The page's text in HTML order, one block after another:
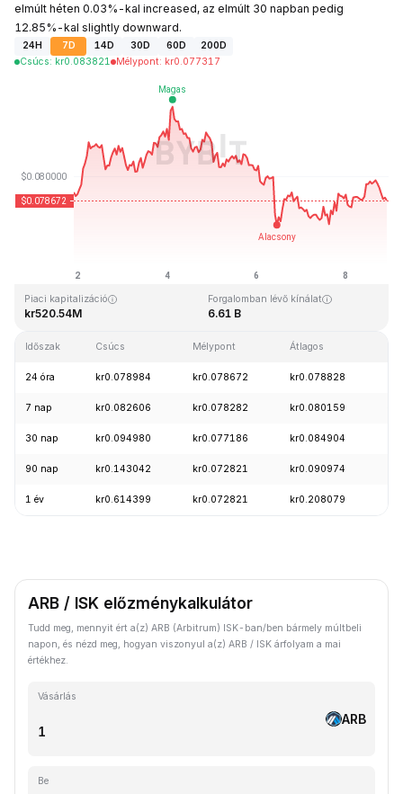
elmúlt héten 0.03%-kal increased, az elmúlt 30 napban pedig
12.85%-kal slightly downward.
24H 7D 14D 30D 60D
200D
Csúcs: kr0.083821 Mélypont: kr0.077317
kr0.070480
Piaci kapitalizáció
kr520.54M
Forgalomban lévő kínálat
6.61 B
Időszak Csúcs Mélypont Átlagos
24 óra kr0.078984 kr0.078672 kr0.078828
7 nap kr0.082606 kr0.078282 kr0.080159
30 nap kr0.094980 kr0.077186 kr0.084904
90 nap kr0.143042 kr0.072821 kr0.090974
1 év kr0.614399 kr0.072821 kr0.208079
ARB / ISK előzménykalkulátor
Tudd meg, mennyit ért a(z) ARB (Arbitrum) ISK-ban/ben bármely múltbeli
napon, és nézd meg, hogyan viszonyul a(z) ARB / ISK árfolyam a mai
értékhez.
Vásárlás
ARB
Be